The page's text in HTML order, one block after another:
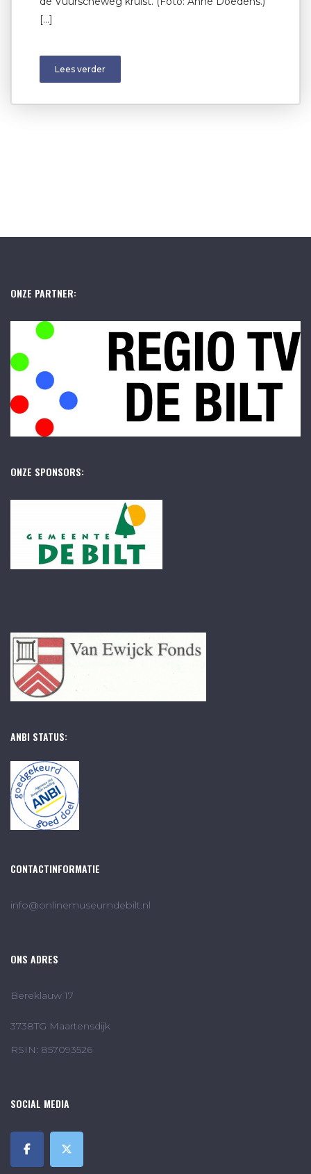
[…]
Lees verder
ONZE PARTNER:
ONZE SPONSORS:
ANBI STATUS:
CONTACTINFORMATIE
info@onlinemuseumdebilt.nl
ONS ADRES
Bereklauw 17
3738TG Maartensdijk
RSIN: 857093526
SOCIAL MEDIA